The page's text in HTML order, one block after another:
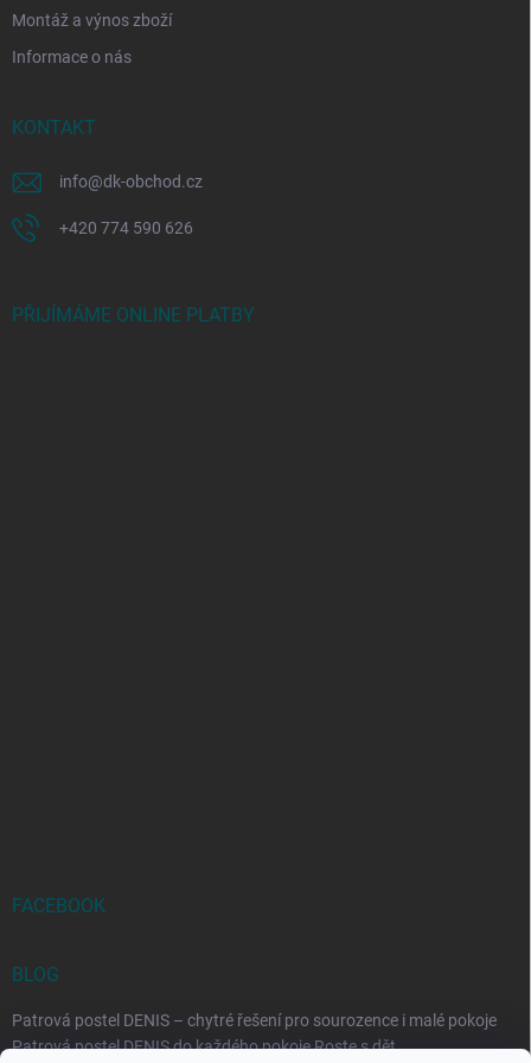
Montáž a výnos zboží
Informace o nás
KONTAKT
info@dk-obchod.cz
+420 774 590 626
PŘIJÍMÁME ONLINE PLATBY
FACEBOOK
BLOG
Patrová postel DENIS – chytré řešení pro sourozence i malé pokoje
Patrová postel DENIS do každého pokoje Roste s dět...